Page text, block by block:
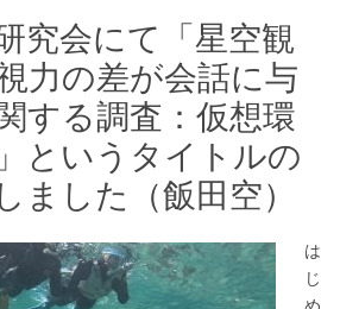
究会にて「星空観
力の差が会話に与
する調査：仮想環
というタイトルの
ました（飯田空）
は
じ